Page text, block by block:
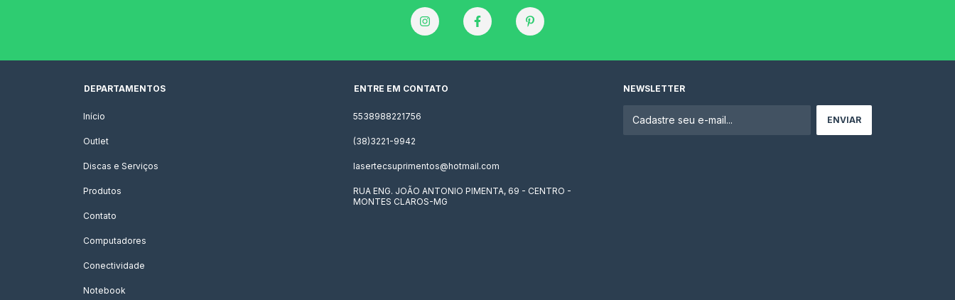
DEPARTAMENTOS
Início
Outlet
Discas e Serviços
Produtos
Contato
Computadores
Conectividade
Notebook
ENTRE EM CONTATO
5538988221756
(38)3221-9942
lasertecsuprimentos@hotmail.com
RUA ENG. JOÃO ANTONIO PIMENTA, 69 - CENTRO -
MONTES CLAROS-MG
NEWSLETTER